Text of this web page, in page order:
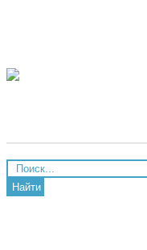
Найти